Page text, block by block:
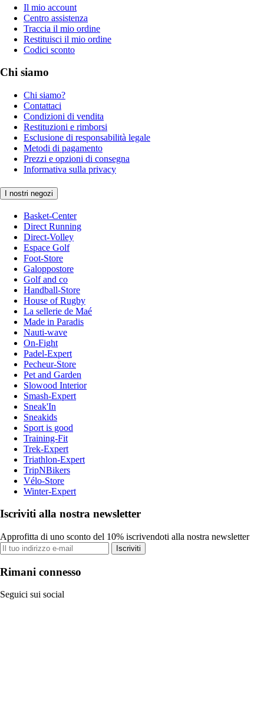
Il mio account
Centro assistenza
Traccia il mio ordine
Restituisci il mio ordine
Codici sconto
Chi siamo
Chi siamo?
Contattaci
Condizioni di vendita
Restituzioni e rimborsi
Esclusione di responsabilità legale
Metodi di pagamento
Prezzi e opzioni di consegna
Informativa sulla privacy
I nostri negozi
Basket-Center
Direct Running
Direct-Volley
Espace Golf
Foot-Store
Galoppostore
Golf and co
Handball-Store
House of Rugby
La sellerie de Maé
Made in Paradis
Nauti-wave
On-Fight
Padel-Expert
Pecheur-Store
Pet and Garden
Slowood Interior
Smash-Expert
Sneak'In
Sneakids
Sport is good
Training-Fit
Trek-Expert
Triathlon-Expert
TripNBikers
Vélo-Store
Winter-Expert
Iscriviti alla nostra newsletter
Approfitta di uno sconto del 10% iscrivendoti alla nostra newsletter
Iscriviti
Rimani connesso
Seguici sui social